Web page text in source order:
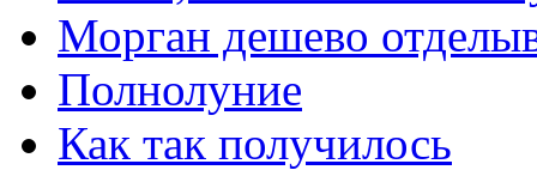
Морган дешево
Полнолуние
Как так получилось